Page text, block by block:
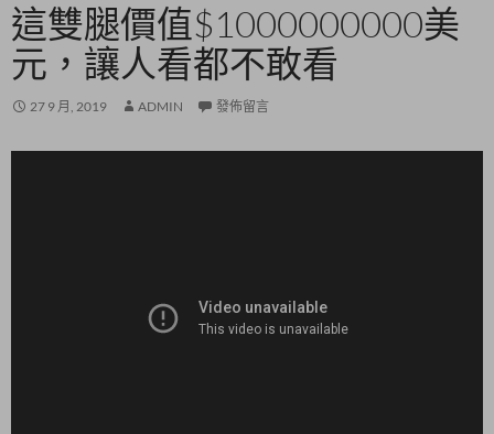
這雙腿價值$1000000000美
元，讓人看都不敢看
27 9 月, 2019 ADMIN 發佈留言